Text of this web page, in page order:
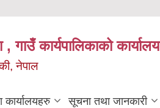
, गाउँ कार्यपालिकाको कार्यालय
नेपाल
कार्यालयहरु सूचना तथा जानकारी